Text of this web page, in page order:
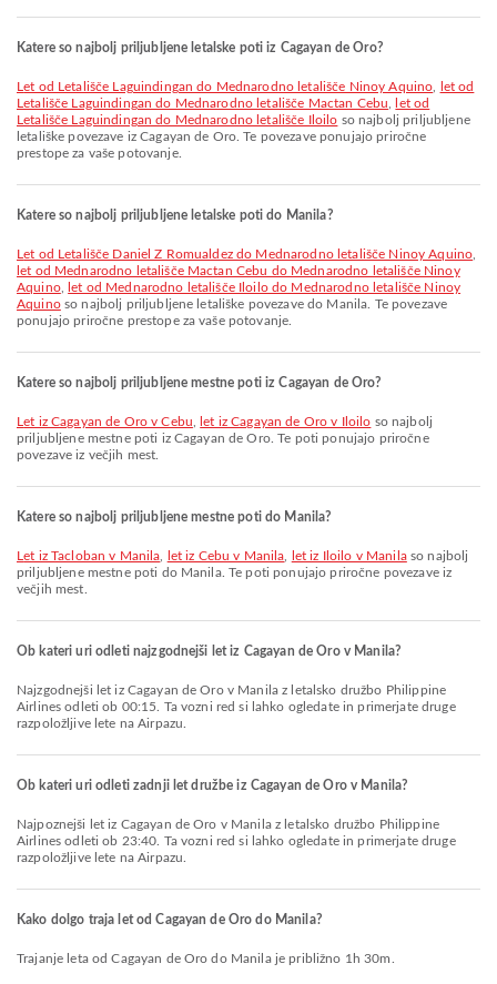
Katere so najbolj priljubljene letalske poti iz Cagayan de Oro?
let od Letališče Laguindingan do Mednarodno letališče Ninoy Aquino
let od
Letališče Laguindingan do Mednarodno letališče Mactan Cebu
let od
Letališče Laguindingan do Mednarodno letališče Iloilo so najbolj priljubljene
letališke povezave iz Cagayan de Oro. Te povezave ponujajo priročne
prestope za vaše potovanje.
Katere so najbolj priljubljene letalske poti do Manila?
let od Letališče Daniel Z Romualdez do Mednarodno letališče Ninoy Aquino
let od Mednarodno letališče Mactan Cebu do Mednarodno letališče Ninoy
Aquino,
let od Mednarodno letališče Iloilo do Mednarodno letališče Ninoy
Aquinoso najbolj priljubljene letališke povezave do Manila. Te povezave
ponujajo priročne prestope za vaše potovanje.
Katere so najbolj priljubljene mestne poti iz Cagayan de Oro?
let iz Cagayan de Oro v Cebu let iz Cagayan de Oro v Iloilo so najbolj
priljubljene mestne poti iz Cagayan de Oro. Te poti ponujajo priročne
povezave iz večjih mest.
Katere so najbolj priljubljene mestne poti do Manila?
let iz Tacloban v Manila let iz Cebu v Manila let iz Iloilo v Manilaso najbolj
priljubljene mestne poti do Manila. Te poti ponujajo priročne povezave iz
večjih mest.
Ob kateri uri odleti najzgodnejši let iz Cagayan de Oro v Manila?
Najzgodnejši let iz Cagayan de Oro v Manila z letalsko družbo Philippine
Airlines odleti ob 00:15. Ta vozni red si lahko ogledate in primerjate druge
razpoložljive lete na Airpazu.
Ob kateri uri odleti zadnji let družbe iz Cagayan de Oro v Manila?
Najpoznejši let iz Cagayan de Oro v Manila z letalsko družbo Philippine
Airlines odleti ob 23:40. Ta vozni red si lahko ogledate in primerjate druge
razpoložljive lete na Airpazu.
Kako dolgo traja let od Cagayan de Oro do Manila?
Trajanje leta od Cagayan de Oro do Manila je približno 1h 30m.